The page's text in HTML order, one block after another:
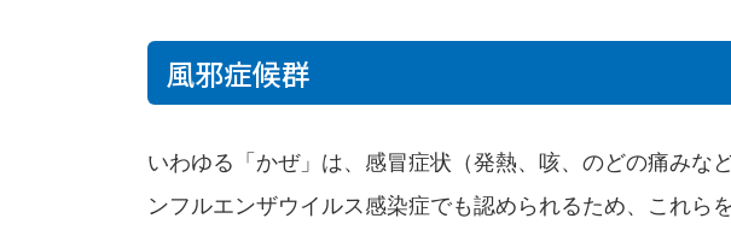
風邪症候群
いわゆる「かぜ」は、感冒症状（発熱、咳、のどの痛みな
ンフルエンザウイルス感染症でも認められるため、これら